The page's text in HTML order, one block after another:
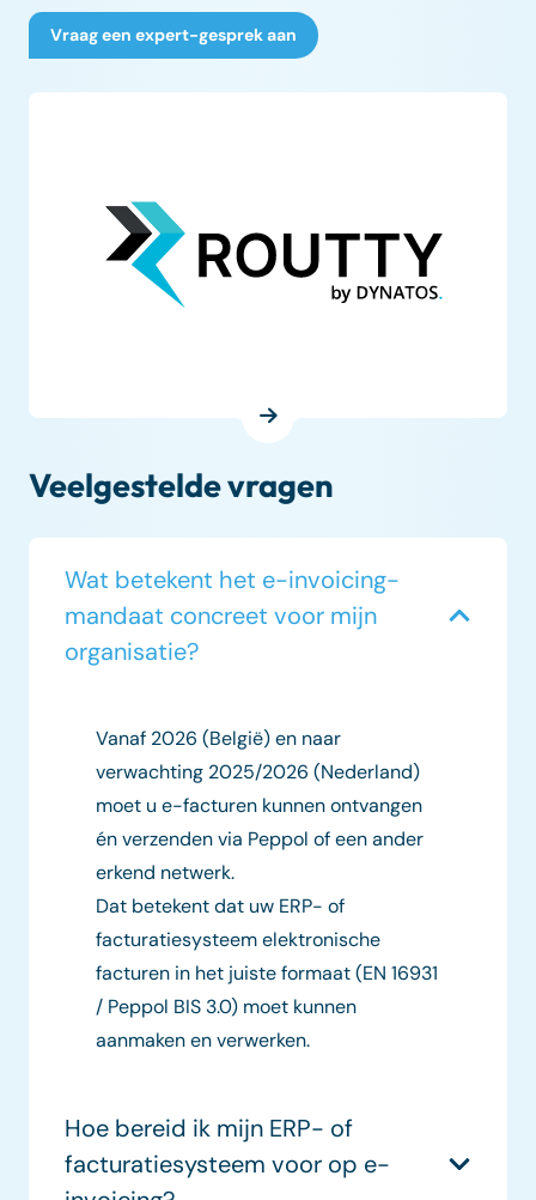
Vraag een expert-gesprek aan
Veelgestelde vragen
Wat betekent het e-invoicing-
mandaat concreet voor mijn
organisatie?
Vanaf 2026 (België) en naar
verwachting 2025/2026 (Nederland)
moet u e-facturen kunnen ontvangen
én verzenden via Peppol of een ander
erkend netwerk.
Dat betekent dat uw ERP- of
facturatiesysteem elektronische
facturen in het juiste formaat (EN 16931
/ Peppol BIS 3.0) moet kunnen
aanmaken en verwerken.
Hoe bereid ik mijn ERP- of
facturatiesysteem voor op e-